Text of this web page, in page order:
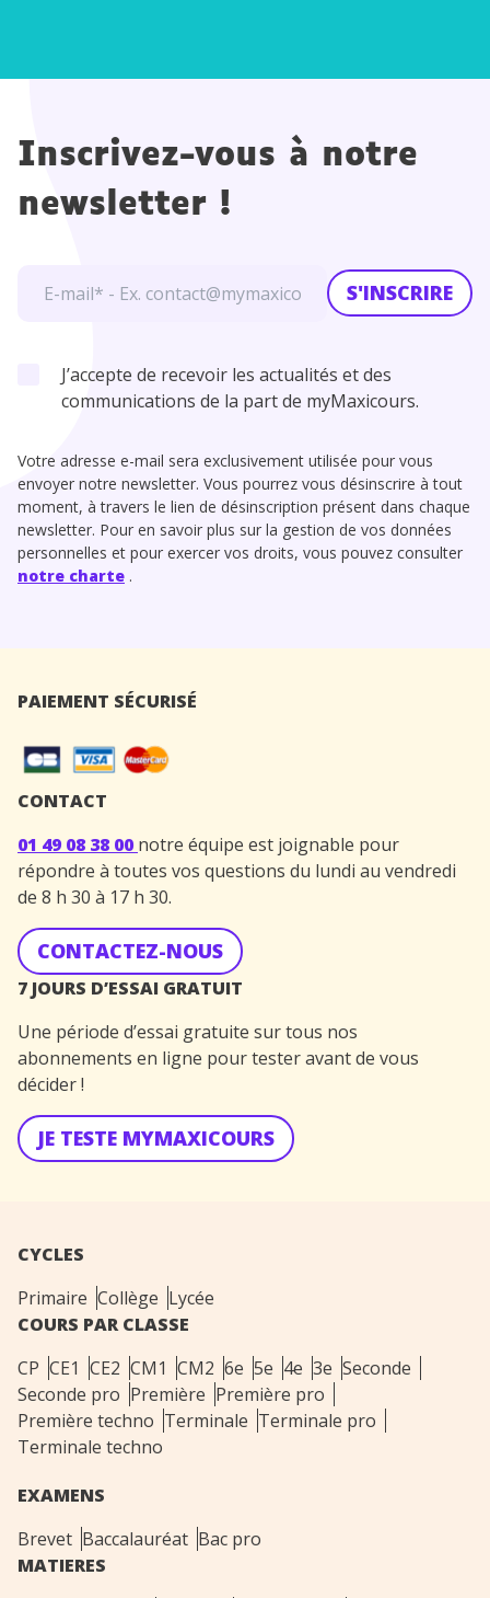
Inscrivez-vous à notre
newsletter !
S'INSCRIRE
J’accepte de recevoir les actualités et des
communications de la part de myMaxicours.
Votre adresse e-mail sera exclusivement utilisée pour vous
envoyer notre newsletter. Vous pourrez vous désinscrire à tout
moment, à travers le lien de désinscription présent dans chaque
newsletter. Pour en savoir plus sur la gestion de vos données
personnelles et pour exercer vos droits, vous pouvez consulter
notre charte .
PAIEMENT SÉCURISÉ
CONTACT
01 49 08 38 00 notre équipe est joignable pour
répondre à toutes vos questions du lundi au vendredi
de 8 h 30 à 17 h 30.
CONTACTEZ-NOUS
7 JOURS D’ESSAI GRATUIT
Une période d’essai gratuite sur tous nos
abonnements en ligne pour tester avant de vous
décider !
JE TESTE MYMAXICOURS
CYCLES
Primaire Collège Lycée
COURS PAR CLASSE
CP CE1 CE2 CM1 CM2 6e 5e 4e 3e Seconde
Seconde pro Première Première pro
Première techno Terminale Terminale pro
Terminale techno
EXAMENS
Brevet Baccalauréat Bac pro
MATIERES